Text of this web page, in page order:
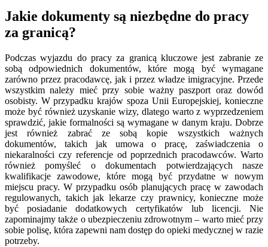
Jakie dokumenty są niezbędne do pracy
za granicą?
Podczas wyjazdu do pracy za granicą kluczowe jest zabranie ze
sobą odpowiednich dokumentów, które mogą być wymagane
zarówno przez pracodawcę, jak i przez władze imigracyjne. Przede
wszystkim należy mieć przy sobie ważny paszport oraz dowód
osobisty. W przypadku krajów spoza Unii Europejskiej, konieczne
może być również uzyskanie wizy, dlatego warto z wyprzedzeniem
sprawdzić, jakie formalności są wymagane w danym kraju. Dobrze
jest również zabrać ze sobą kopie wszystkich ważnych
dokumentów, takich jak umowa o pracę, zaświadczenia o
niekaralności czy referencje od poprzednich pracodawców. Warto
również pomyśleć o dokumentach potwierdzających nasze
kwalifikacje zawodowe, które mogą być przydatne w nowym
miejscu pracy. W przypadku osób planujących pracę w zawodach
regulowanych, takich jak lekarze czy prawnicy, konieczne może
być posiadanie dodatkowych certyfikatów lub licencji. Nie
zapominajmy także o ubezpieczeniu zdrowotnym – warto mieć przy
sobie polisę, która zapewni nam dostęp do opieki medycznej w razie
potrzeby.